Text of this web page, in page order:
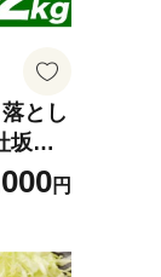
とし
坂東
日以
城県
円